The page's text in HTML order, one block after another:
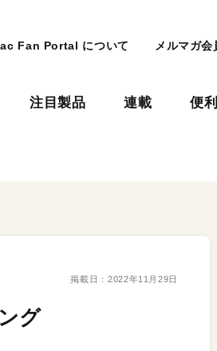
Fan Portal について メルマガ会
注目製品 連載 便
掲載日： 2022年11月29日
グ